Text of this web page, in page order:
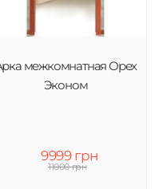
межкомнатная Орех
Эконом
9999 грн
11000 грн